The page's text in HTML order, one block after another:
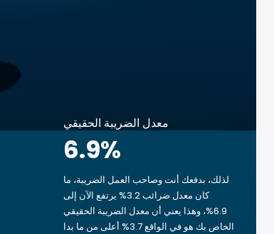
معدل الضريبة الحقيقي
6.9%
لذلك، بدفعك أنت وصاحب العمل الضريبة، ما
كان معدل ضرائب 3.2% يرتفع الآن إلى
6.9%، وهذا يعني أن معدل الضريبة الحقيقي
الخاص بك هو في الواقع 3.7% أعلى من ما بدا